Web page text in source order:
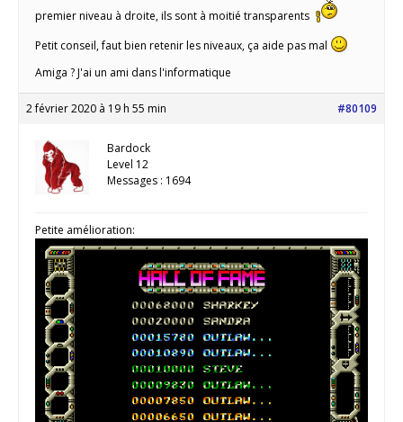
premier niveau à droite, ils sont à moitié transparents
Petit conseil, faut bien retenir les niveaux, ça aide pas mal
Amiga ? J'ai un ami dans l'informatique
2 février 2020 à 19 h 55 min #80109
Bardock
Level 12
Messages : 1694
Petite amélioration: